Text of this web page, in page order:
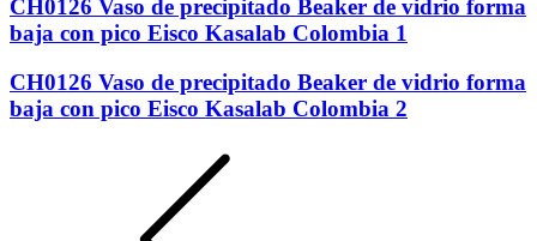
CH0126 Vaso de precipitado Beaker de vidrio forma
baja con pico Eisco Kasalab Colombia 1
CH0126 Vaso de precipitado Beaker de vidrio forma
baja con pico Eisco Kasalab Colombia 2